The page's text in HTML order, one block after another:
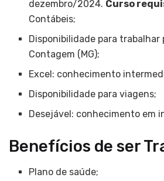
dezembro/2024. Curso
Contábeis;
Disponibilidade para trabalhar
Contagem (MG);
Excel: conhecimento
Disponibilidade para viagens;
Desejável: conhecimento em
Benefícios de ser
Plano de saúde;